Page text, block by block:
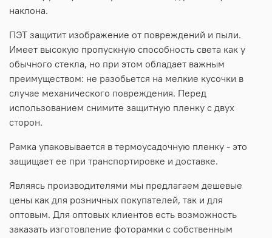
наклона.
ПЭТ защитит изображение от повреждений и пыли.
Имеет высокую пропускную способность света как у
обычного стекла, но при этом обладает важным
преимуществом: не разобьется на мелкие кусочки в
случае механического повреждения. Перед
использованием снимите защитную пленку с двух
сторон.
Рамка упаковывается в термоусадочную пленку - это
защищает ее при транспортировке и доставке.
Являясь производителями мы предлагаем дешевые
цены как для розничных покупателей, так и для
оптовым. Для оптовых клиентов есть возможность
заказать изготовление фоторамки с собственным